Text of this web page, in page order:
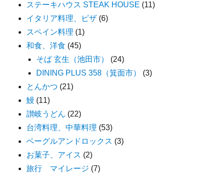
ステーキハウス STEAK HOUSE (11)
イタリア料理、ピザ (6)
スペイン料理 (1)
和食、洋食 (45)
そば 玄生（池田市）
(24)
DINING PLUS 358（箕面市）
(3)
とんかつ (21)
鰻 (11)
讃岐うどん (22)
台湾料理、中華料理 (53)
ベーグルアンドロックス (3)
お菓子、アイス (2)
旅行 マイレージ (7)